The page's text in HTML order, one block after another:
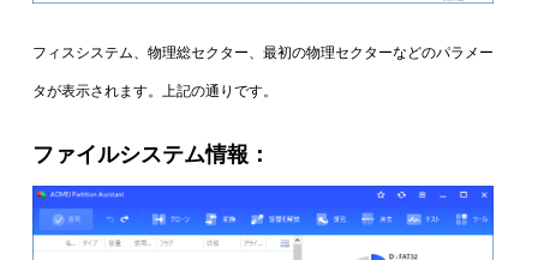
フィスシステム、物理総セクター、最初の物理セクターなどのパラメー
タが表示されます。上記の通りです。
ファイルシステム情報：